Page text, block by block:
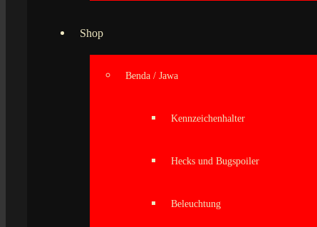
Shop
Benda / Jawa
Kennzeichenhalter
Hecks und Bugspoiler
Beleuchtung